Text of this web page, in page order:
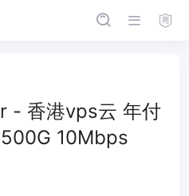
- 香港vps云 年付
10Mbps